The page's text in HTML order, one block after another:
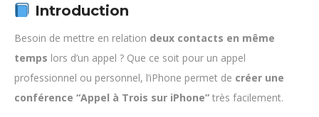
Introduction
Besoin de mettre en relation deux contacts en même
temps lors d’un appel ? Que ce soit pour un appel
professionnel ou personnel, l’iPhone permet de créer une
conférence “Appel à Trois sur iPhone” très facilement.